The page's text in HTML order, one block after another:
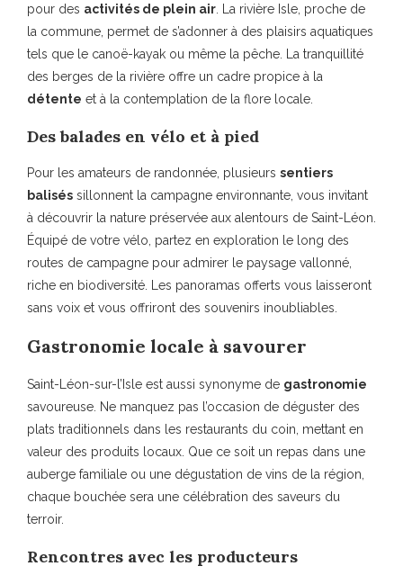
pour des activités de plein air . La rivière Isle, proche de
la commune, permet de s’adonner à des plaisirs aquatiques
tels que le canoë-kayak ou même la pêche. La tranquillité
des berges de la rivière offre un cadre propice à la
détente et à la contemplation de la flore locale.
Des balades en vélo et à pied
Pour les amateurs de randonnée, plusieurs sentiers
balisés sillonnent la campagne environnante, vous invitant
à découvrir la nature préservée aux alentours de Saint-Léon.
Équipé de votre vélo, partez en exploration le long des
routes de campagne pour admirer le paysage vallonné,
riche en biodiversité. Les panoramas offerts vous laisseront
sans voix et vous offriront des souvenirs inoubliables.
Gastronomie locale à savourer
Saint-Léon-sur-l’Isle est aussi synonyme de gastronomie
savoureuse. Ne manquez pas l’occasion de déguster des
plats traditionnels dans les restaurants du coin, mettant en
valeur des produits locaux. Que ce soit un repas dans une
auberge familiale ou une dégustation de vins de la région,
chaque bouchée sera une célébration des saveurs du
terroir.
Rencontres avec les producteurs